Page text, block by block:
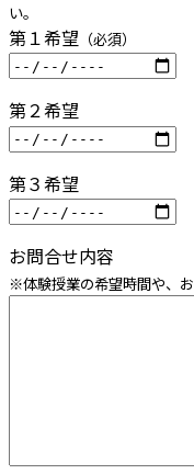
い。
第１希望 （必須）
第２希望
第３希望
お問合せ内容
※体験授業の希望時間や、